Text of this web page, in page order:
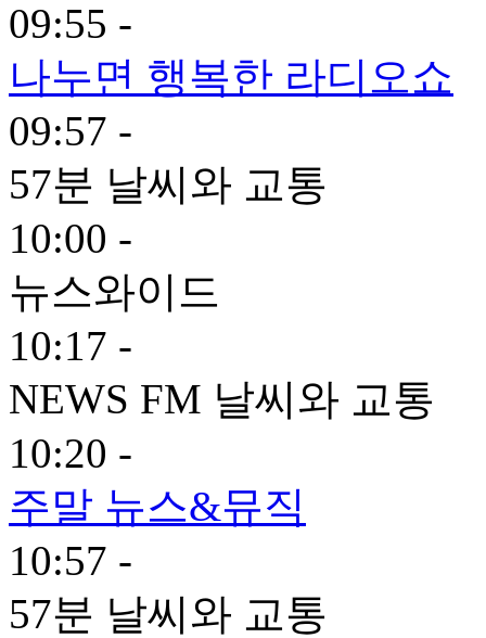
09:55 -
나누면 행복한 라디오쇼
09:57 -
57분 날씨와 교통
10:00 -
뉴스와이드
10:17 -
NEWS FM 날씨와 교통
10:20 -
주말 뉴스&뮤직
10:57 -
57분 날씨와 교통